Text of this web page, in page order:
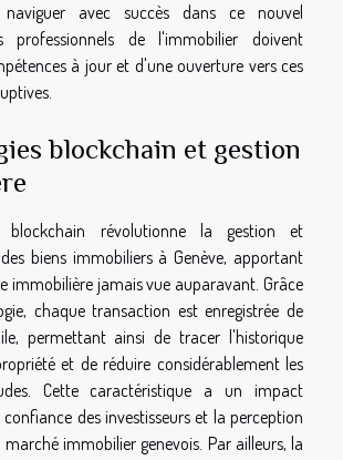
naviguer avec succès dans ce nouvel
professionnels de l'immobilier doivent
à jour et d'une ouverture vers ces
blockchain et gestion
blockchain révolutionne la gestion et
biens immobiliers à Genève, apportant
immobilière jamais vue auparavant. Grâce
chaque transaction est enregistrée de
permettant ainsi de tracer l'historique
et de réduire considérablement les
Cette caractéristique a un impact
des investisseurs et la perception
immobilier genevois. Par ailleurs, la